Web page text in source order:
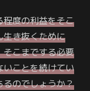
度の利益をそこ
生き抜くために
こまでする必要
ことを続けてい
のでしょうか？